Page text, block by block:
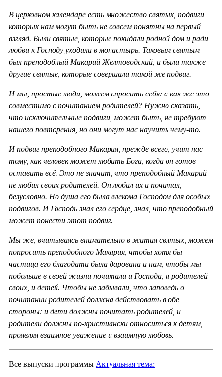
В церковном календаре есть множество святых, подвиги
которых нам могут быть не совсем понятны на первый
взгляд. Были святые, которые покидали родной дом и ради
любви к Господу уходили в монастырь. Таковым святым
был преподобный Макарий Желтоводский, и были также
другие святые, которые совершали такой же подвиг.
И мы, простые люди, можем спросить себя: а как же это
совместимо с почитанием родителей? Нужно сказать,
что исключительные подвиги, может быть, не требуют
нашего повторения, но они могут нас научить чему-то.
И подвиг преподобного Макария, прежде всего, учит нас
тому, как человек может любить Бога, когда он готов
оставить всё. Это не значит, что преподобный Макарий
не любил своих родителей. Он любил их и почитал,
безусловно. Но душа его была влекома Господом для особых
подвигов. И Господь знал его сердце, знал, что преподобный
может понести этот подвиг.
Мы же, вчитываясь внимательно в жития святых, можем
попросить преподобного Макария, чтобы хотя бы
частица его благодати была дарована и нам, чтобы мы
побольше в своей жизни почитали и Господа, и родителей
своих, и детей. Чтобы не забывали, что заповедь о
почитании родителей должна действовать в обе
стороны: и дети должны почитать родителей, и
родители должны по-христиански относиться к детям,
проявляя взаимное уважение и взаимную любовь.
Все выпуски программы Актуальная тема: